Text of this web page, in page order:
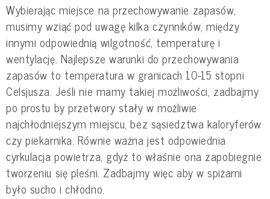
Wybierając miejsce na przechowywanie zapasów,
musimy wziąć pod uwagę kilka czynników, między
innymi odpowiednią wilgotność, temperaturę i
wentylację. Najlepsze warunki do przechowywania
zapasów to temperatura w granicach 10-15 stopni
Celsjusza. Jeśli nie mamy takiej możliwości, zadbajmy
po prostu by przetwory stały w możliwie
najchłodniejszym miejscu, bez sąsiedztwa kaloryferów
czy piekarnika. Równie ważna jest odpowiednia
cyrkulacja powietrza, gdyż to właśnie ona zapobiegnie
tworzeniu się pleśni. Zadbajmy więc aby w spiżarni
było sucho i chłodno.